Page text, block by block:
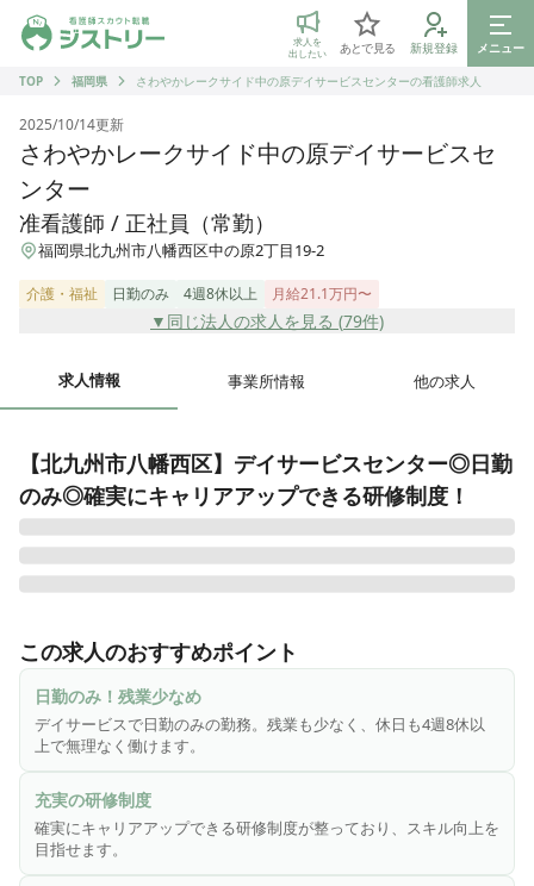
ジストリー 看護師の転職マッチング
求人を
出したい
あとで見る 新規登録
メニュー
TOP
福岡県 さわやかレークサイド中の原デイサービスセンターの看護師求人
2025/10/14更新
さわやかレークサイド中の原デイサービスセ
ンター
准看護師 / 正社員（常勤）
福岡県北九州市八幡西区中の原2丁目19-2
介護・福祉 日勤のみ 4週8休以上 月給21.1万円〜
▼同じ法人の求人を見る (79件)
求人情報 事業所情報 他の求人
【北九州市八幡西区】デイサービスセンター◎日勤
のみ◎確実にキャリアアップできる研修制度！
社ウチヤマホールディングス」のグループ会社であり、安定
した基盤と誠実な運営に力を注いでいる企業で、全国で施設
を展開しています。「慈愛の心・尊厳を守る・お客様第一主
義」という理念を掲げ、お客様に安心で笑顔溢れる生活環境
を提供しています。特に大切にしているのは、お客様の「生
きがい作り」。安心・安全はもちろんのこと、お客様に楽し
く毎日を過ごしていただけるよう、お客様の立場に立ったサ
ービスを心がけています。
北九州市はじめ福岡県内に複数事業所もございますのでご相
この求人のおすすめポイント
日勤のみ！残業少なめ
デイサービスで日勤のみの勤務。残業も少なく、休日も4週8休以
上で無理なく働けます。
充実の研修制度
確実にキャリアアップできる研修制度が整っており、スキル向上を
目指せます。